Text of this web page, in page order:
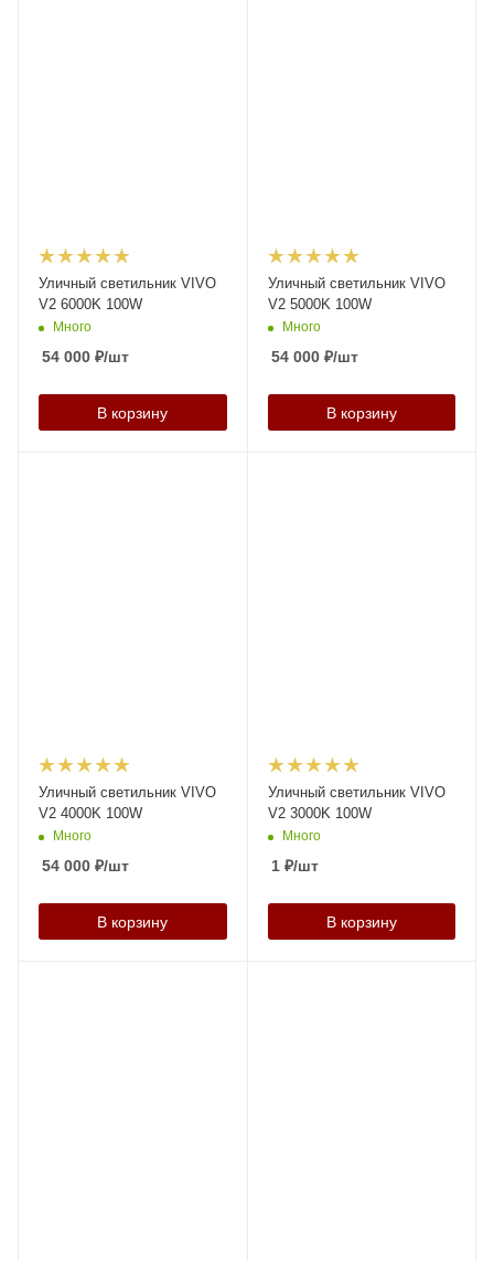
Уличный светильник VIVO
V2 6000K 100W
Много
54 000 ₽/шт
В корзину
Уличный светильник VIVO
V2 5000K 100W
Много
54 000₽/шт
В корзину
Уличный светильник VIVO
V2 4000K 100W
Много
54 000 ₽/шт
В корзину
Уличный светильник VIVO
V2 3000K 100W
Много
1₽/шт
В корзину